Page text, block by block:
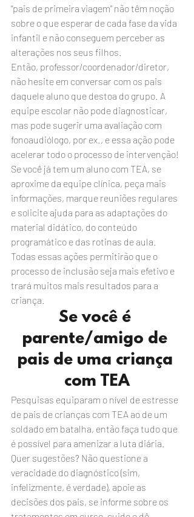
“pais de primeira viagem” não têm noção
sobre o que esperar de cada fase da vida
infantil e não conseguem perceber as
alterações nos seus filhos.
Então, professor/coordenador/diretor,
não hesite em conversar com os pais
daquele aluno que destoa do grupo. A
equipe escolar não pode diagnosticar,
mas pode sugerir uma avaliação com
fonoaudiólogo, por ex., e essa ação pode
acelerar todo o processo de intervenção!
Se você já tem um aluno com TEA, se
aproxime da equipe clínica, peça mais
informações, marque reuniões regulares
e solicite ajuda para as adaptações do
material didático, do conteúdo
programático e das rotinas de aula.
Todas essas ações permitirão que o
processo de inclusão seja mais efetivo e
trará muitos mais resultados para a
criança.
Se você é
parente/amigo de
pais de uma criança
com TEA
Pesquisas equiparam o nível de estresse
de pais de crianças com TEA ao de um
soldado em batalha, então faça tudo que
é possível para amenizar a luta diária.
Quer sugestões? Não questione a
veracidade do diagnóstico (sim,
infelizmente, é verdade), apoie as
decisões dos pais, se informe sobre os